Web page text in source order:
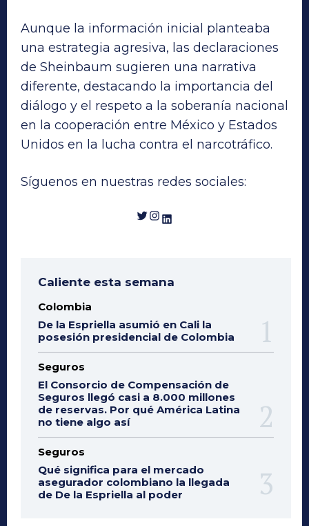
Aunque la información inicial planteaba
una estrategia agresiva, las declaraciones
de Sheinbaum sugieren una narrativa
diferente, destacando la importancia del
diálogo y el respeto a la soberanía nacional
en la cooperación entre México y Estados
Unidos en la lucha contra el narcotráfico.
Síguenos en nuestras redes sociales:
Twitter InstagramLinkedIn
Caliente esta semana
Colombia
De la Espriella asumió en Cali la
posesión presidencial de Colombia
Seguros
El Consorcio de Compensación de
Seguros llegó casi a 8.000 millones
de reservas. Por qué América Latina
no tiene algo así
Seguros
Qué significa para el mercado
asegurador colombiano la llegada
de De la Espriella al poder